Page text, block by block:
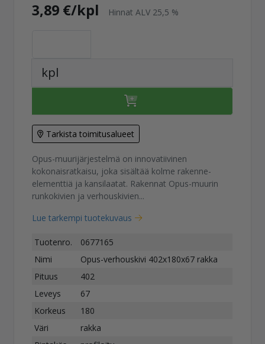
3,89 €/kpl Hinnat ALV 25,5 %
kpl
Tarkista toimitusalueet
Opus-muurijärjestelmä on innovatiivinen
kokonaisratkaisu, joka sisältää kolme rakenne-
elementtiä ja kansilaatat. Rakennat Opus-muurin
runkokivien ja verhouskivien...
Lue tarkempi tuotekuvaus
Tuotenro.
0677165
Nimi
Opus-verhouskivi 402x180x67 rakka
Pituus
402
Leveys
67
Korkeus
180
Väri
rakka